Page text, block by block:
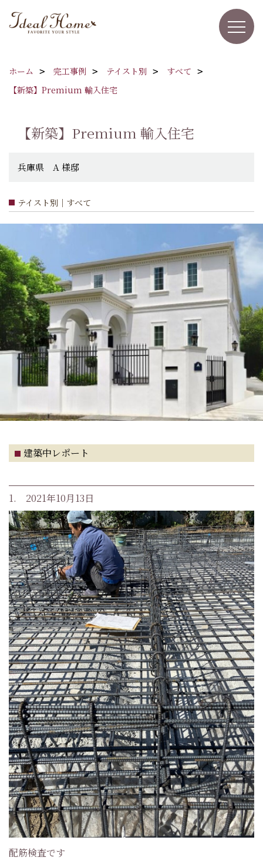
ホーム 完工事例 テイスト別
すべて
【新築】Premium 輸入住宅
【新築】Premium 輸入住宅
兵庫県 A 様邸
テイスト別｜すべて
建築中レポート
1. 2021年10月13日
配筋検査です